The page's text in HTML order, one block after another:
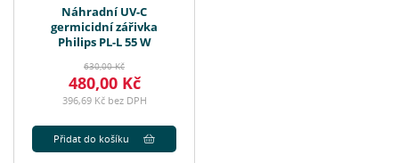
Náhradní UV-C
germicidní zářivka
Philips PL-L 55 W
630,00 Kč
480,00 Kč
396,69 Kč bez DPH
Přidat do košíku